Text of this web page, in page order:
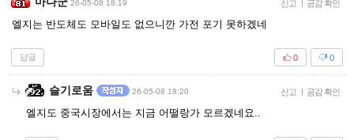
26-05-08 18:19 신고 공감 확인
엘지는 반도체도 모바일도 없으니깐 가전 포기 못하겠네
답글 0
0
슬기로움 26-05-08 18:20 신고 공감 확인
엘지도 중국시장에서는 지금 어떨랑가 모르겠네요..